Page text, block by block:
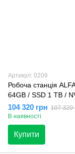
Артикул: 0209
Робоча станція
64GB / SSD 1 TB /
104 320 грн 107 320
В наявності
Купити